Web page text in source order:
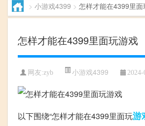
> 小游戏4399 > 怎样才能在4399里面
怎样才能在4399里面玩游戏
网友:zyb 小游戏4399
以下围绕“怎样才能在4399里面玩游